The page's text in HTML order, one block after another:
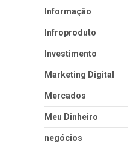
Informação
Infroproduto
Investimento
Marketing Digital
Mercados
Meu Dinheiro
negócios